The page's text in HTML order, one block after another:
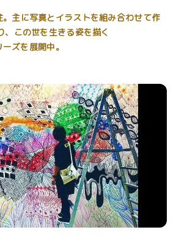
主に写真とイラストを組み合わせて作
この世を生きる姿を描く
ーズを展開中。